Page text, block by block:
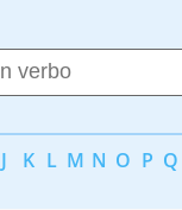
J K L M N O P Q